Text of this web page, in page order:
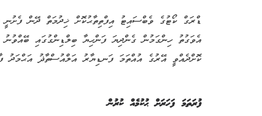
އެވަގުތު ހިންގަމުން ގެންދިޔަ ފަންހިޔާ ބިލްޑިންގުގައި
ކޮށްދެއްވީ އޭރުގެ އުއްތަމަ ފަނޑިޔާރު އަލްއުސްތާޛު އަޙްމަދު
ފުރަތަމަ ފަހަރަށް ޙުކުމެއް ކުރުން